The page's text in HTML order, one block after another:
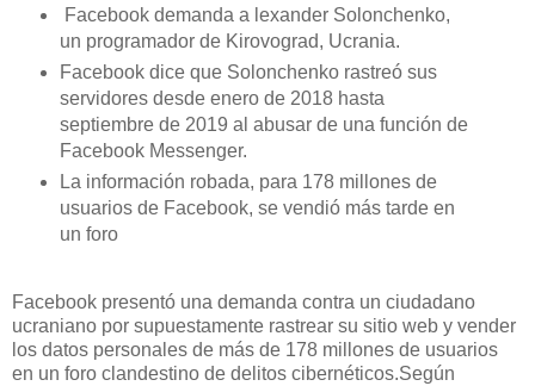
Facebook demanda a lexander Solonchenko,
un programador de Kirovograd, Ucrania.
Facebook dice que Solonchenko rastreó sus
servidores desde enero de 2018 hasta
septiembre de 2019 al abusar de una función de
Facebook Messenger.
La información robada, para 178 millones de
usuarios de Facebook, se vendió más tarde en
un foro
Facebook presentó una demanda contra un ciudadano
ucraniano por supuestamente rastrear su sitio web y vender
los datos personales de más de 178 millones de usuarios
en un foro clandestino de delitos cibernéticos.Según